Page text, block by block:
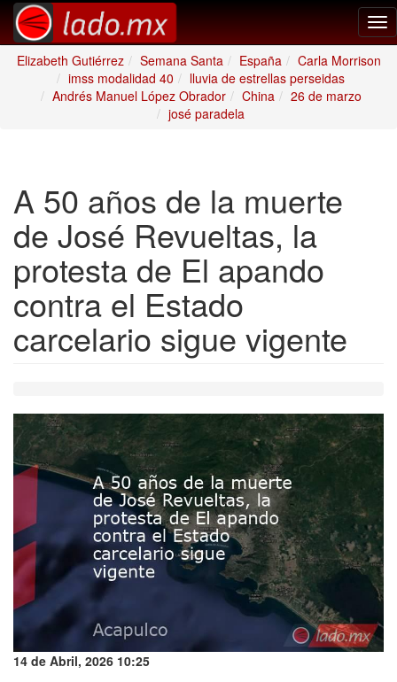
Elizabeth Gutiérrez
Semana Santa España
Carla Morrison
imss modalidad 40
lluvia de estrellas perseidas
Andrés Manuel López Obrador
China
26 de marzo
josé paradela
A 50 años de la muerte
de José Revueltas, la
protesta de El apando
contra el Estado
carcelario sigue vigente
14 de Abril, 2026 10:25